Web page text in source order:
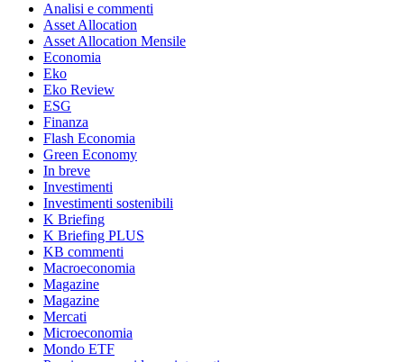
Analisi e commenti
Asset Allocation
Asset Allocation Mensile
Economia
Eko
Eko Review
ESG
Finanza
Flash Economia
Green Economy
In breve
Investimenti
Investimenti sostenibili
K Briefing
K Briefing PLUS
KB commenti
Macroeconomia
Magazine
Magazine
Mercati
Microeconomia
Mondo ETF